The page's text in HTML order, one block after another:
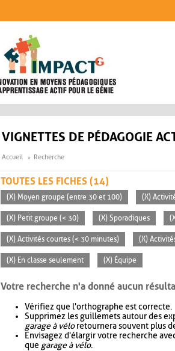
VIGNETTES DE PÉDAGOGIE
Accueil Recherche
TOUTES LES FICHES (14)
(X) Moyen groupe (entre 30 et 100) (X)
(X) Petit groupe (< 30) (X) Sporadiques
(X) Activités courtes (< 30 minutes) (X)
(X) En classe seulement (X) Équipe
Votre recherche n'a donné aucun
Vérifiez que l'orthographe est correcte.
Supprimez les guillemets autour des
garage à véloretournera souvent plus
Envisagez d'élargir votre recherche
que garage à vélo.